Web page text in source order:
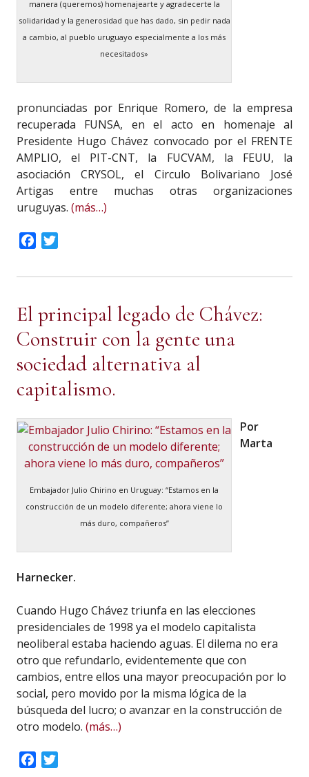
manera (queremos) homenajearte y agradecerte la
solidaridad y la generosidad que has dado, sin pedir nada
a cambio, al pueblo uruguayo especialmente a los más
necesitados»
pronunciadas por Enrique Romero, de la empresa
recuperada FUNSA, en el acto en homenaje al
Presidente Hugo Chávez convocado por el FRENTE
AMPLIO, el PIT-CNT, la FUCVAM, la FEUU, la
asociación CRYSOL, el Circulo Bolivariano José
Artigas entre muchas otras organizaciones
uruguyas. (más…)
Facebook
El principal legado de Chávez:
Construir con la gente una
sociedad alternativa al
capitalismo.
Embajador Julio Chirino en Uruguay: “Estamos en la
construcción de un modelo diferente; ahora viene lo
más duro, compañeros”
Por
Marta
Harnecker.
Cuando Hugo Chávez triunfa en las elecciones
presidenciales de 1998 ya el modelo capitalista
neoliberal estaba haciendo aguas. El dilema no era
otro que refundarlo, evidentemente que con
cambios, entre ellos una mayor preocupación por lo
social, pero movido por la misma lógica de la
búsqueda del lucro; o avanzar en la construcción de
otro modelo. (más…)
Facebook